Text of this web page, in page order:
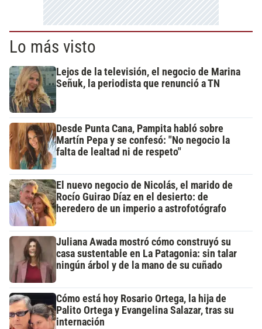
Lo más visto
Lejos de la televisión, el negocio de Marina
Señuk, la periodista que renunció a TN
Desde Punta Cana, Pampita habló sobre
Martín Pepa y se confesó: "No negocio la
falta de lealtad ni de respeto"
El nuevo negocio de Nicolás, el marido de
Rocío Guirao Díaz en el desierto: de
heredero de un imperio a astrofotógrafo
Juliana Awada mostró cómo construyó su
casa sustentable en La Patagonia: sin talar
ningún árbol y de la mano de su cuñado
Cómo está hoy Rosario Ortega, la hija de
Palito Ortega y Evangelina Salazar, tras su
internación